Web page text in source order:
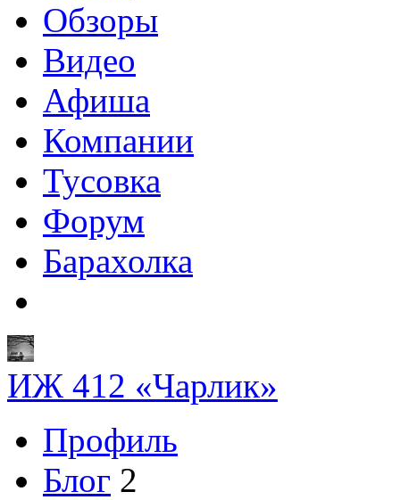
Обзоры
Видео
Афиша
Компании
Тусовка
Форум
Барахолка
ИЖ 412 «Чарлик»
Профиль
Блог 2